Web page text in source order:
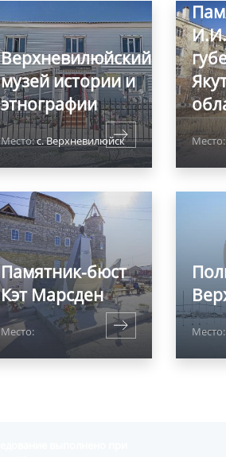
Верхневилюйский
музей истории и
этнографии
Место:с. Верхневилюйск Место:
Памятник-бюст
Кэт Марсден
Место: Место: